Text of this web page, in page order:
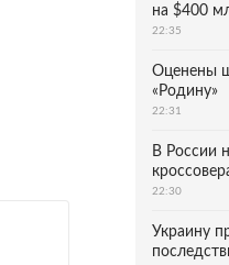
на $400
22:35
Оценены
«Родину»
22:31
В России
22:30
Украину